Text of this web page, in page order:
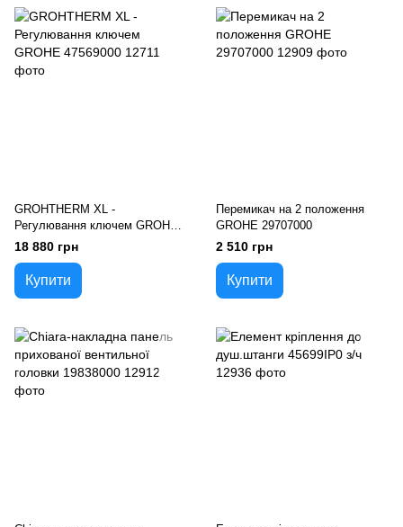
GROHTHERM XL -
Регулювання ключем GROHE
47569000
18 880 грн
Купити
Перемикач на 2 положення
GROHE 29707000
2 510 грн
Купити